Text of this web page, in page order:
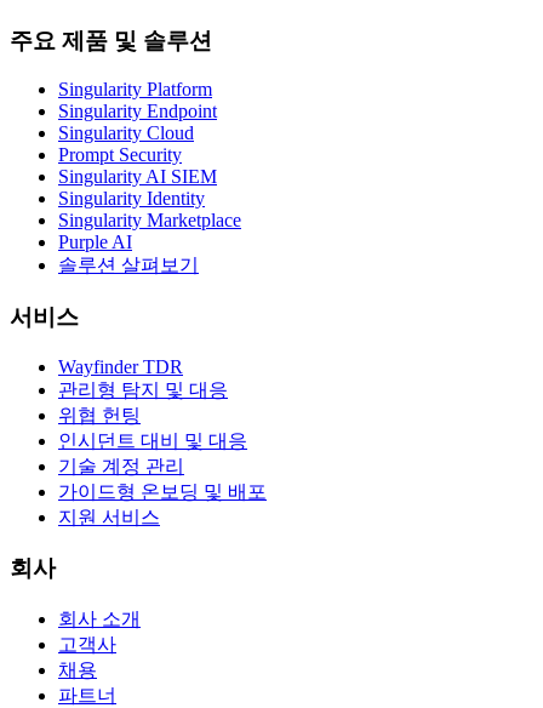
주요 제품 및 솔루션
Singularity Platform
Singularity Endpoint
Singularity Cloud
Prompt Security
Singularity AI SIEM
Singularity Identity
Singularity Marketplace
Purple AI
솔루션 살펴보기
서비스
Wayfinder TDR
관리형 탐지 및 대응
위협 헌팅
인시던트 대비 및 대응
기술 계정 관리
가이드형 온보딩 및 배포
지원 서비스
회사
회사 소개
고객사
채용
파트너